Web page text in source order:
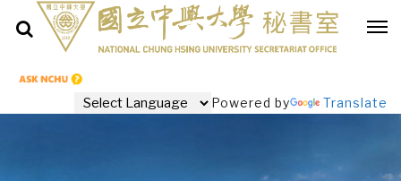
Powered by Translate